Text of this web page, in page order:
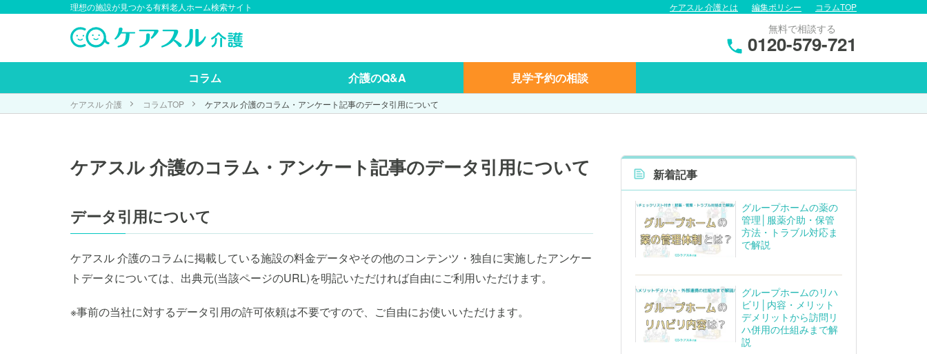
理想の施設が見つかる有料老人ホーム検索サイト ケアスル 介護とは 編集ポリシー コラムTOP
無料で相談する
0120-579-721
コラム 介護のQ&A 見学予約の相談
ケアスル 介護 コラムTOP ケアスル 介護のコラム・アンケート記事のデータ引用について
ケアスル 介護のコラム・アンケート記事のデータ引用について
データ引用について
ケアスル 介護のコラムに掲載している施設の料金データやその他のコンテンツ・独自に実施したアンケー
トデータについては、出典元(当該ページのURL)を明記いただければ自由にご利用いただけます。
※事前の当社に対するデータ引用の許可依頼は不要ですので、ご自由にお使いいただけます。
新着記事
グループホームの薬の
管理│服薬介助・保管
方法・トラブル対応ま
で解説
グループホームのリハ
ビリ│内容・メリット
デメリットから訪問リ
ハ併用の仕組みまで解
説